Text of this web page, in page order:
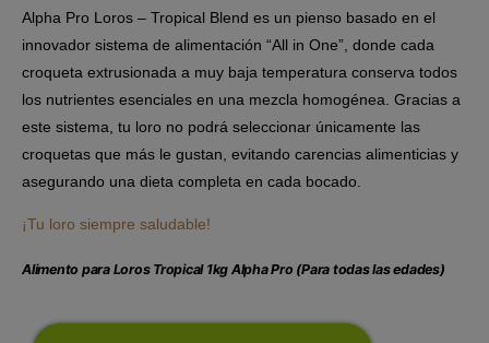
Alpha Pro Loros – Tropical Blend es un pienso basado en el
innovador sistema de alimentación “All in One”, donde cada
croqueta extrusionada a muy baja temperatura conserva todos
los nutrientes esenciales en una mezcla homogénea. Gracias a
este sistema, tu loro no podrá seleccionar únicamente las
croquetas que más le gustan, evitando carencias alimenticias y
asegurando una dieta completa en cada bocado.
¡Tu loro siempre saludable!
Alimento para Loros Tropical 1kg Alpha Pro (Para todas las edades)